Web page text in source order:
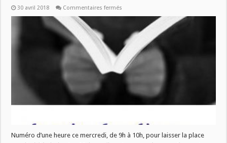
30 avril 2018 Commentaires fermés
Vie
des
Livres
mercredi
2
Numéro d’une heure ce mercredi, de 9h à 10h, pour laisser la place